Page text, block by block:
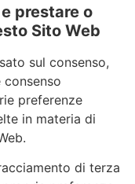
prestare o
Sito Web
sul consenso,
preferenze
in materia di
di terza